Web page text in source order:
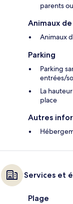
parents
Animaux
Animaux
Parking
Parking
entrées/
La
place
Autres
Services et
Plage